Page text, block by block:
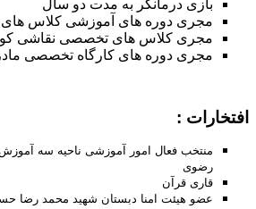
بازی درمانگر به مدت دو سال
مجری دوره های آموزشی کلاس های
مجری کلاس های تخصصی نقاشی
مجری دوره های کارگاه تخصصی
افتخارات :
منتخب فعال امور آموزشی ناحیه سه
رضوی
قاری قرآن
عضو هیئت امنا دبستان شهید محمد رضا